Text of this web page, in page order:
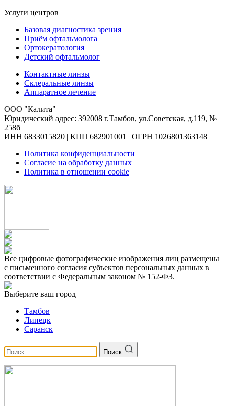
Услуги центров
Базовая диагностика зрения
Приём офтальмолога
Ортокератология
Детский офтальмолог
Контактные линзы
Склеральные линзы
Аппаратное лечение
ООО "Калита"
Юридический адрес: 392008 г.Тамбов, ул.Советская, д.119, №
258б
ИНН 6833015820 | КПП 682901001 | ОГРН 1026801363148
Политика конфиденциальности
Согласие на обработку данных
Политика в отношении cookie
Все цифровые фотографические изображения лиц размещены
с письменного согласия субъектов персональных данных в
соответствии с Федеральным законом № 152-ФЗ.
Выберите ваш город
Тамбов
Липецк
Саранск
Поиск